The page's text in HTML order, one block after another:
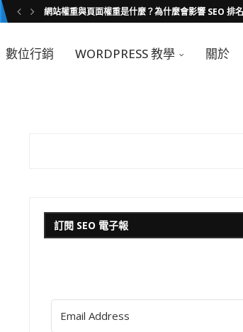
網站權重與頁面權重是什麼？為什麼會影響 SEO 排
數位行銷 WORDPRESS 教學 關於
訂閱 SEO 電子報